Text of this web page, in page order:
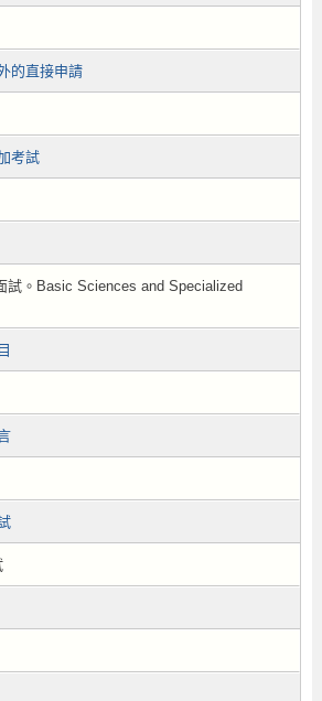
的直接申請
考試
試。Basic Sciences and Specialized